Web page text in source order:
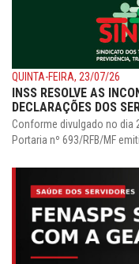
QUINTA-FEIRA, 23/07/26
INSS RESOLVE AS
DECLARAÇÕES DOS
Conforme divulgado no dia
Portaria nº 693/RFB/MF